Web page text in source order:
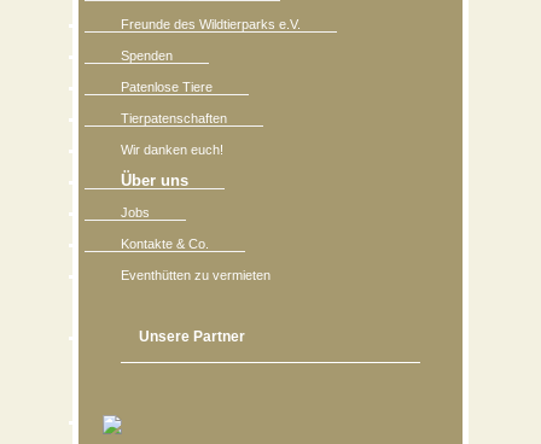
Freunde des Wildtierparks e.V.
Spenden
Patenlose Tiere
Tierpatenschaften
Wir danken euch!
Über uns
Jobs
Kontakte & Co.
Eventhütten zu vermieten
Unsere Partner